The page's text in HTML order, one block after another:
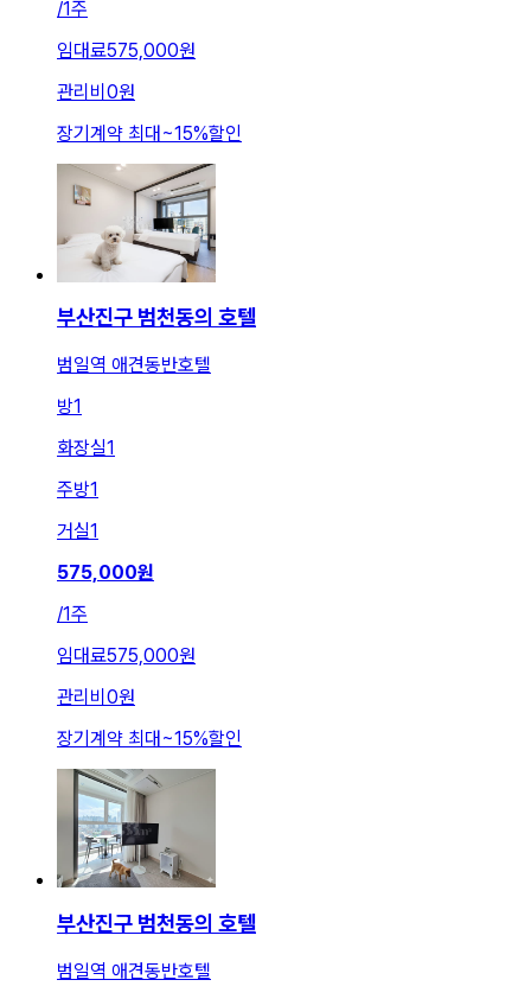
/1주
임대료575,000원
관리비 0원
장기계약 최대~15%할인
부산진구 범천동의 호텔
범일역 애견동반호텔
방1
화장실1
주방1
거실1
575,000원
/1주
임대료575,000원
관리비 0원
장기계약 최대~15%할인
부산진구 범천동의 호텔
범일역 애견동반호텔